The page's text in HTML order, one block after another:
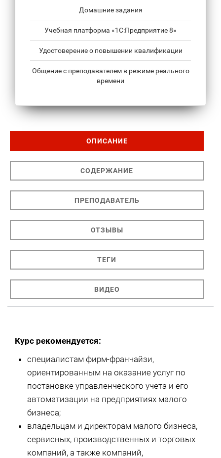
Домашние задания
Учебная платформа «1С:Предприятие 8»
Удостоверение о повышении квалификации
Общение с преподавателем в режиме реального
времени
ОПИСАНИЕ
СОДЕРЖАНИЕ
ПРЕПОДАВАТЕЛЬ
ОТЗЫВЫ
ТЕГИ
ВИДЕО
Курс рекомендуется:
специалистам фирм-франчайзи,
ориентированным на оказание услуг по
постановке управленческого учета и его
автоматизации на предприятиях малого
бизнеса;
владельцам и директорам малого бизнеса,
сервисных, производственных и торговых
компаний, а также компаний,